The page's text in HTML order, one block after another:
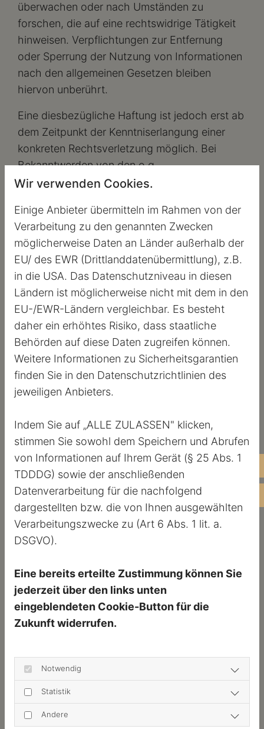
überwachen oder nach Umständen zu
forschen, die auf eine rechtswidrige Tätigkeit
hinweisen. Verpflichtungen zur Entfernung
oder Sperrung der Nutzung von Informationen
nach den allgemeinen Gesetzen bleiben
hiervon unberührt.
Eine diesbezügliche Haftung ist jedoch erst ab
dem Zeitpunkt der Kenntniserlangung einer
konkreten Rechtsverletzung möglich. Bei
Bekanntwerden von den o.g.
Rechtsverletzungen werden wir diese Inhalte
Alle Angebote sind freibleibend und
unverbindlich. Wir behalten uns ausdrücklich
vor, Teile der Seiten oder das gesamte
Angebot ohne gesonderte Ankündigung zu
verändern, zu ergänzen, zu löschen oder die
Veröffentlichung zeitweise oder endgültig
einzustellen.
Haftungsbeschränkung für externe Links
Unsere Webseite enthält Links auf externe
Webseiten Dritter. Auf die Inhalte dieser direkt
oder indirekt verlinkten Webseiten haben wir
„externen Links“ auch keine Gewähr auf
Richtigkeit der Inhalte übernehmen. Für die
Inhalte der externen Links sind die jeweilige
Anbieter oder Betreiber (Urheber) der Seiten
verantwortlich.
Die externen Links wurden zum Zeitpunkt der
Linksetzung auf eventuelle Rechtsverstöße
Linksetzung frei von rechtswidrigen Inhalten.
Eine ständige inhaltliche Überprüfung der
externen Links ist ohne konkrete Anhaltspunkte
einer Rechtsverletzung nicht möglich. Bei
Webseiten Dritter, die außerhalb unseres
Verantwortungsbereichs liegen, würde eine
Haftungsverpflichtung ausschließlich in dem
Fall nur bestehen, wenn wir von den Inhalten
Kenntnis erlangen und es uns technisch
Wir verwenden Cookies.
Einige Anbieter übermitteln im Rahmen von der
Verarbeitung zu den genannten Zwecken
möglicherweise Daten an Länder außerhalb der
EU/ des EWR (Drittlanddatenübermittlung), z.B.
in die USA. Das Datenschutzniveau in diesen
Ländern ist möglicherweise nicht mit dem in den
EU-/EWR-Ländern vergleichbar. Es besteht
daher ein erhöhtes Risiko, dass staatliche
Behörden auf diese Daten zugreifen können.
Weitere Informationen zu Sicherheitsgarantien
finden Sie in den Datenschutzrichtlinien des
jeweiligen Anbieters.
Indem Sie auf „ALLE ZULASSEN" klicken,
stimmen Sie sowohl dem Speichern und Abrufen
von Informationen auf Ihrem Gerät (§ 25 Abs. 1
TDDDG) sowie der anschließenden
Datenverarbeitung für die nachfolgend
dargestellten bzw. die von Ihnen ausgewählten
Verarbeitungszwecke zu (Art 6 Abs. 1 lit. a.
DSGVO).
Eine bereits erteilte Zustimmung können Sie
jederzeit über den links unten
eingeblendeten Cookie-Button für die
Zukunft widerrufen.
Notwendig
Statistik
Andere